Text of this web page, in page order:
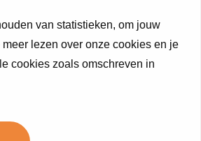
van statistieken, om jouw
lezen over onze cookies en je
cookies zoals omschreven in
na